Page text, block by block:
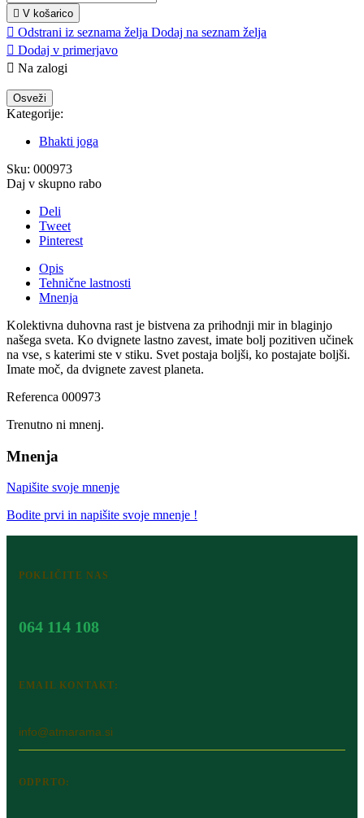
 V košarico
 Odstrani iz seznama želja Dodaj na seznam želja
 Dodaj v primerjavo
 Na zalogi
Kategorije:
Bhakti joga
Sku: 000973
Daj v skupno rabo
Deli
Tweet
Pinterest
Opis
Tehnične lastnosti
Mnenja
Kolektivna duhovna rast je bistvena za prihodnji mir in blaginjo
našega sveta. Ko dvignete lastno zavest, imate bolj pozitiven učinek
na vse, s katerimi ste v stiku. Svet postaja boljši, ko postajate boljši.
Imate moč, da dvignete zavest planeta.
Referenca 000973
Trenutno ni mnenj.
Mnenja
Napišite svoje mnenje
Bodite prvi in napišite svoje mnenje !
POKLIČITE NAS
064 114 108
EMAIL KONTAKT:
info@atmarama.si
ODPRTO: